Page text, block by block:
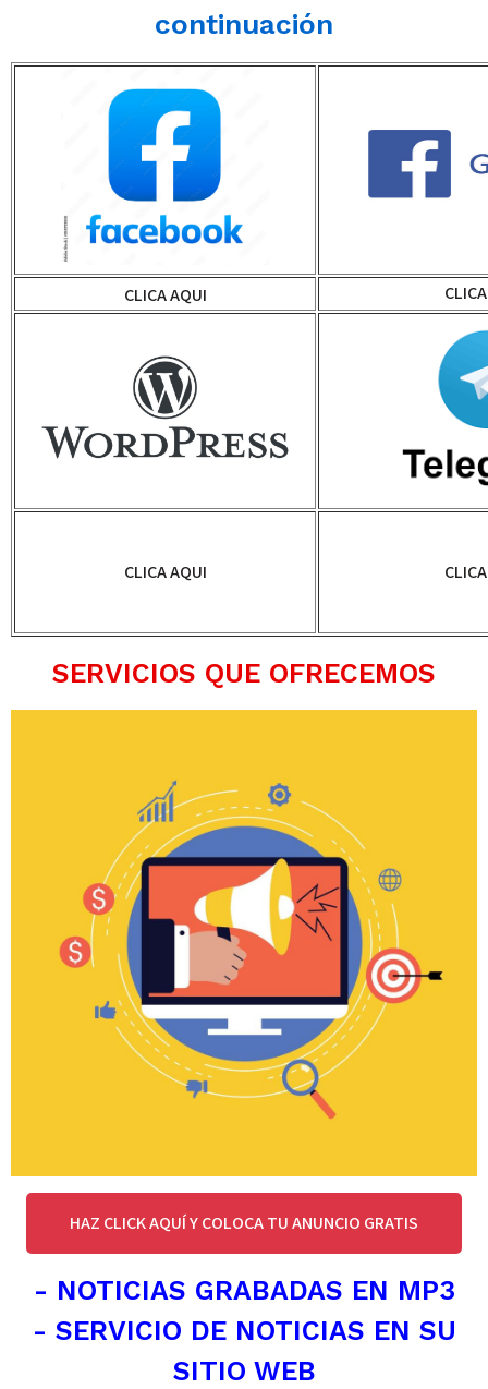
continuación
CLICA AQUI
CLICA AQUI
SERVICIOS QUE OFRECEMOS
HAZ CLICK AQUÍ Y COLOCA TU ANUNCIO GRATIS
- NOTICIAS GRABADAS EN MP3
- SERVICIO DE NOTICIAS EN SU
SITIO WEB